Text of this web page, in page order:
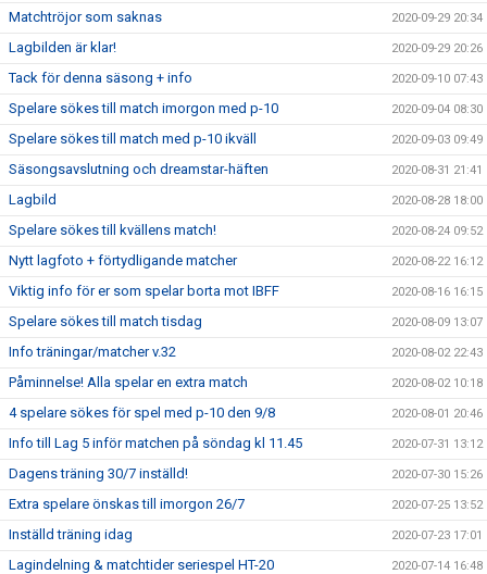
Matchtröjor som saknas 2020-09-29 20:34
Lagbilden är klar! 2020-09-29 20:26
Tack för denna säsong + info 2020-09-10 07:43
Spelare sökes till match imorgon med p-10 2020-09-04 08:30
Spelare sökes till match med p-10 ikväll 2020-09-03 09:49
Säsongsavslutning och dreamstar-häften 2020-08-31 21:41
Lagbild 2020-08-28 18:00
Spelare sökes till kvällens match! 2020-08-24 09:52
Nytt lagfoto + förtydligande matcher 2020-08-22 16:12
Viktig info för er som spelar borta mot IBFF 2020-08-16 16:15
Spelare sökes till match tisdag 2020-08-09 13:07
Info träningar/matcher v.32 2020-08-02 22:43
Påminnelse! Alla spelar en extra match 2020-08-02 10:18
4 spelare sökes för spel med p-10 den 9/8 2020-08-01 20:46
Info till Lag 5 inför matchen på söndag kl 11.45 2020-07-31 13:12
Dagens träning 30/7 inställd! 2020-07-30 15:26
Extra spelare önskas till imorgon 26/7 2020-07-25 13:52
Inställd träning idag 2020-07-23 17:01
Lagindelning & matchtider seriespel HT-20 2020-07-14 16:48